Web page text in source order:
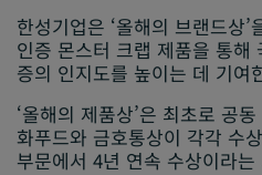
한성기업은 ‘올해의 브랜드상
인증 몬스터 크랩 제품을 통해
증의 인지도를 높이는 데 기여
‘올해의 제품상’은 최초로 공
화푸드와 금호통상이 각각 수
부문에서 4년 연속 수상이라